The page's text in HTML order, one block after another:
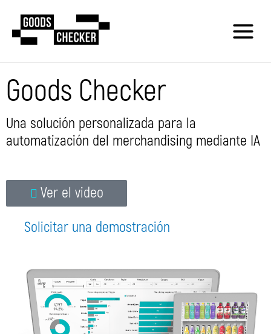
Goods Checker
Una solución personalizada para la
automatización del merchandising mediante IA
Ver el video
Solicitar una demostración